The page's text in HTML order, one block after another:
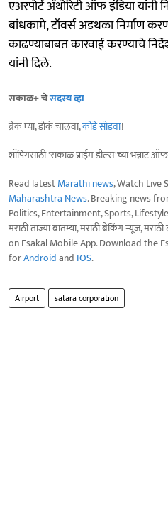
एअरपोर्ट ॲथोरिटी ऑफ इंडिया यांनी
बांधकामे, टॉवर्स अडथळा निर्माण
काढण्याबाबत कारवाई करण्याचे
यांनी दिले.
सकाळ+ चेसदस्य व्हा
ब्रेक घ्या, डोकं चालवा,कोडे सोडवा!
शॉपिंगसाठी 'सकाळ प्राईम डील्स'च्या भन्नाट
Read latestMarathi news, Watch Live
Maharashtra News. Breaking news
Politics, Entertainment, Sports,
मराठी ताज्या बातम्या, मराठी ब्रेकिंग न्यूज,
on Esakal Mobile App. Download the
forAndroidand IOS.
Airport satara corporation